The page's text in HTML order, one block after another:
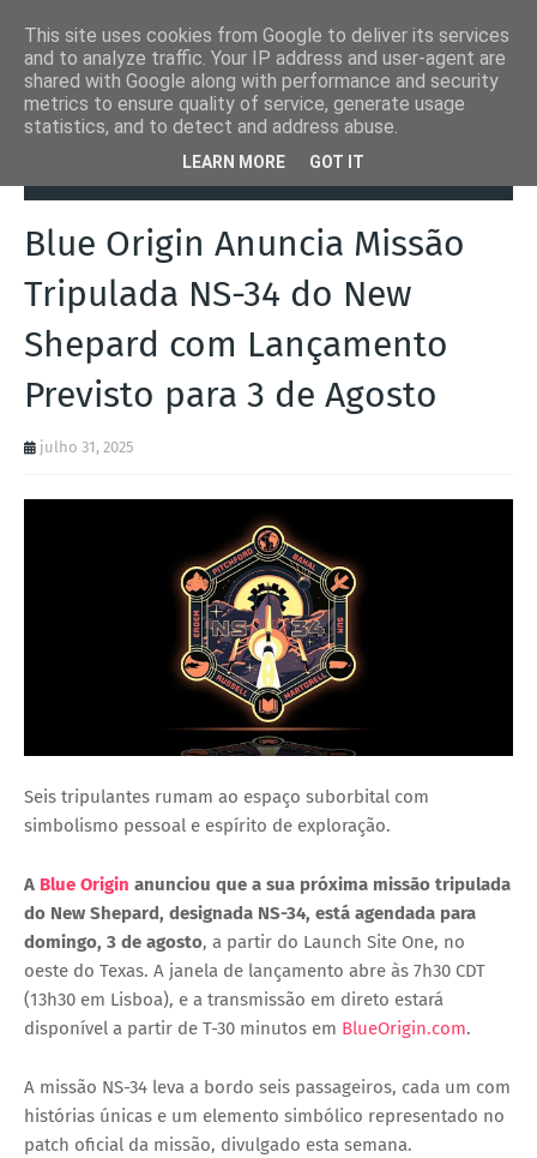
Blue Origin
Blue Origin Anuncia Missão Tripulada
Blue Origin Anuncia Missão
Tripulada NS-34 do New
Shepard com Lançamento
Previsto para 3 de Agosto
julho 31, 2025
Seis tripulantes rumam ao espaço suborbital com
simbolismo pessoal e espírito de exploração.
A Blue Origin anunciou que a sua próxima missão tripulada
do New Shepard, designada NS-34, está agendada para
domingo, 3 de agosto, a partir do Launch Site One, no
oeste do Texas. A janela de lançamento abre às 7h30 CDT
(13h30 em Lisboa), e a transmissão em direto estará
disponível a partir de T-30 minutos em BlueOrigin.com.
A missão NS-34 leva a bordo seis passageiros, cada um com
histórias únicas e um elemento simbólico representado no
patch oficial da missão, divulgado esta semana.
This site uses cookies from Google to deliver its services
and to analyze traffic. Your IP address and user-agent are
shared with Google along with performance and security
metrics to ensure quality of service, generate usage
statistics, and to detect and address abuse.
LEARN MORE GOT IT